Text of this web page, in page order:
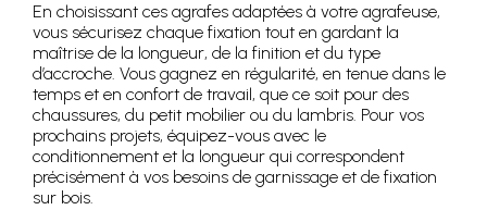
En choisissant ces agrafes adaptées à votre agrafeuse,
vous sécurisez chaque fixation tout en gardant la
maîtrise de la longueur, de la finition et du type
d’accroche. Vous gagnez en régularité, en tenue dans le
temps et en confort de travail, que ce soit pour des
chaussures, du petit mobilier ou du lambris. Pour vos
prochains projets, équipez-vous avec le
conditionnement et la longueur qui correspondent
précisément à vos besoins de garnissage et de fixation
sur bois.